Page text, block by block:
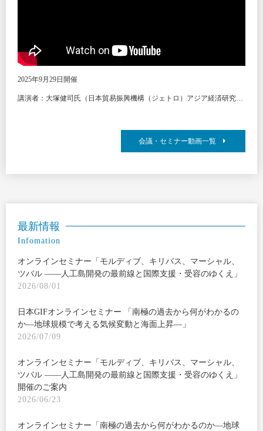
2025年9月29日開催
講演者：大塚健司氏（日本貿易振興機構（ジェトロ）アジア経済研究所 新領域研究センター 環境・資源研究グループ長）
会議・セミナー動画一覧
最新情報
Infomation
オンラインセミナー「モルディブ、キリバス、マーシャル、
ツバル ――人工島開発の最前線と国際支援・受容のゆくえ」
2026/08/01
日本GIFオンラインセミナー 「南極の過去から何がわかるの
か―地球規模で考える気候変動と海面上昇―」
2026/07/09
オンラインセミナー「モルディブ、キリバス、マーシャル、
ツバル ――人工島開発の最前線と国際支援・受容のゆくえ」
開催のご案内
2026/06/23
オンラインセミナー「南極の過去から何がわかるのか―地球